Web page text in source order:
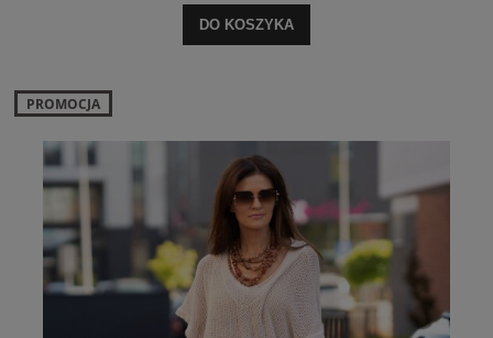
DO KOSZYKA
PROMOCJA